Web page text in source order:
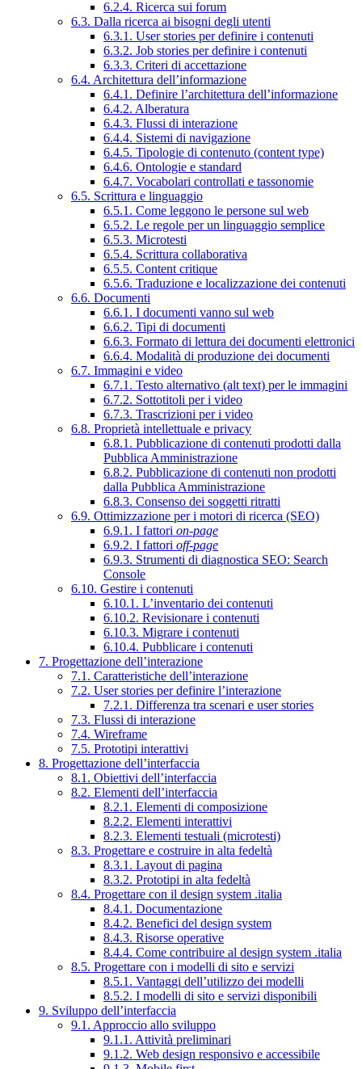
6.2.4. Ricerca sui forum
6.3. Dalla ricerca ai bisogni degli utenti
6.3.1. User stories per definire i contenuti
6.3.2. Job stories per definire i contenuti
6.3.3. Criteri di accettazione
6.4. Architettura dell’informazione
6.4.1. Definire l’architettura dell’informazione
6.4.2. Alberatura
6.4.3. Flussi di interazione
6.4.4. Sistemi di navigazione
6.4.5. Tipologie di contenuto (content type)
6.4.6. Ontologie e standard
6.4.7. Vocabolari controllati e tassonomie
6.5. Scrittura e linguaggio
6.5.1. Come leggono le persone sul web
6.5.2. Le regole per un linguaggio semplice
6.5.3. Microtesti
6.5.4. Scrittura collaborativa
6.5.5. Content critique
6.5.6. Traduzione e localizzazione dei contenuti
6.6. Documenti
6.6.1. I documenti vanno sul web
6.6.2. Tipi di documenti
6.6.3. Formato di lettura dei documenti elettronici
6.6.4. Modalità di produzione dei documenti
6.7. Immagini e video
6.7.1. Testo alternativo (alt text) per le immagini
6.7.2. Sottotitoli per i video
6.7.3. Trascrizioni per i video
6.8. Proprietà intellettuale e privacy
6.8.1. Pubblicazione di contenuti prodotti dalla
Pubblica Amministrazione
6.8.2. Pubblicazione di contenuti non prodotti
dalla Pubblica Amministrazione
6.8.3. Consenso dei soggetti ritratti
6.9. Ottimizzazione per i motori di ricerca (SEO)
6.9.1. I fattori on-page
6.9.2. I fattori off-page
6.9.3. Strumenti di diagnostica SEO: Search
Console
6.10. Gestire i contenuti
6.10.1. L’inventario dei contenuti
6.10.2. Revisionare i contenuti
6.10.3. Migrare i contenuti
6.10.4. Pubblicare i contenuti
7. Progettazione dell’interazione
7.1. Caratteristiche dell’interazione
7.2. User stories per definire l’interazione
7.2.1. Differenza tra scenari e user stories
7.3. Flussi di interazione
7.4. Wireframe
7.5. Prototipi interattivi
8. Progettazione dell’interfaccia
8.1. Obiettivi dell’interfaccia
8.2. Elementi dell’interfaccia
8.2.1. Elementi di composizione
8.2.2. Elementi interattivi
8.2.3. Elementi testuali (microtesti)
8.3. Progettare e costruire in alta fedeltà
8.3.1. Layout di pagina
8.3.2. Prototipi in alta fedeltà
8.4. Progettare con il design system .italia
8.4.1. Documentazione
8.4.2. Benefici del design system
8.4.3. Risorse operative
8.4.4. Come contribuire al design system .italia
8.5. Progettare con i modelli di sito e servizi
8.5.1. Vantaggi dell’utilizzo dei modelli
8.5.2. I modelli di sito e servizi disponibili
9. Sviluppo dell’interfaccia
9.1. Approccio allo sviluppo
9.1.1. Attività preliminari
9.1.2. Web design responsivo e accessibile